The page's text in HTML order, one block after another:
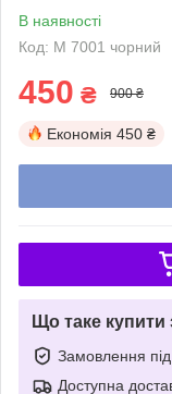
В наявності
Код: М 7001 чорний
450 ₴ 900 ₴
Економія 450 ₴
Що таке
Замовлення
Доступна